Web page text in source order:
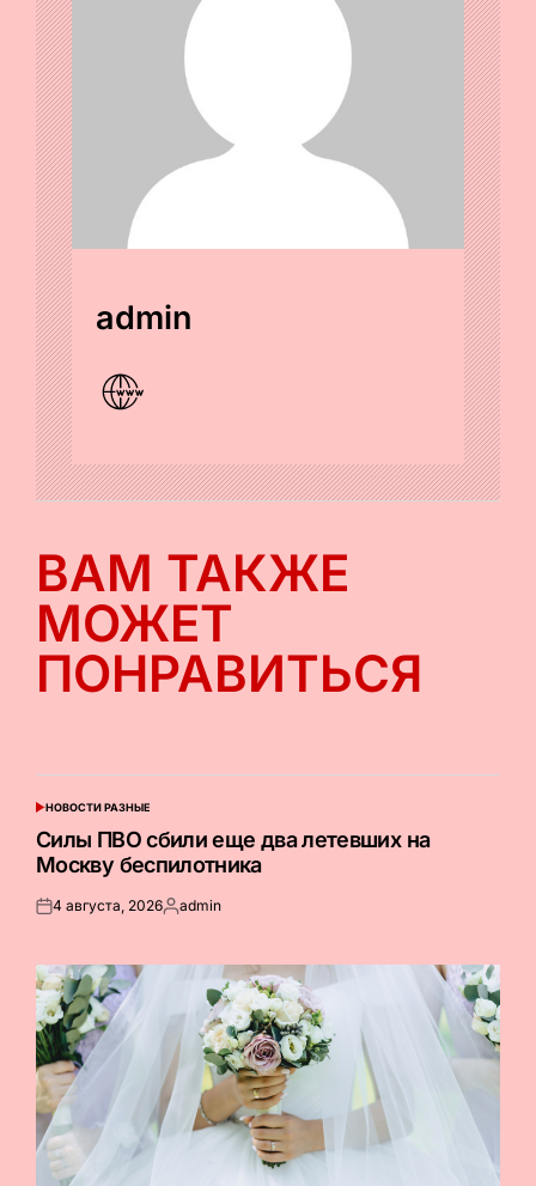
admin
ВАМ ТАКЖЕ
МОЖЕТ
ПОНРАВИТЬСЯ
ОПУБЛИКОВАНО
НОВОСТИ РАЗНЫЕ
Силы ПВО сбили еще два летевших на
Москву беспилотника
Опубликовано
4 августа, 2026Запись
admin